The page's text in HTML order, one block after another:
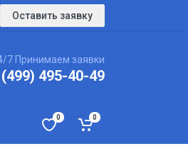
Оставить заявку
7 Принимаем заявки
495-40-49
0 0